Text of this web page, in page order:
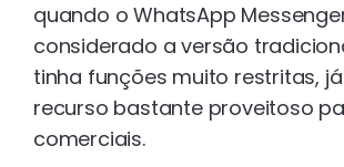
quando o WhatsApp
considerado a versão
tinha funções muito restritas,
recurso bastante proveitoso
comerciais.